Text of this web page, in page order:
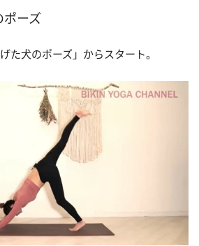
ポーズ
た犬のポーズ」からスタート。